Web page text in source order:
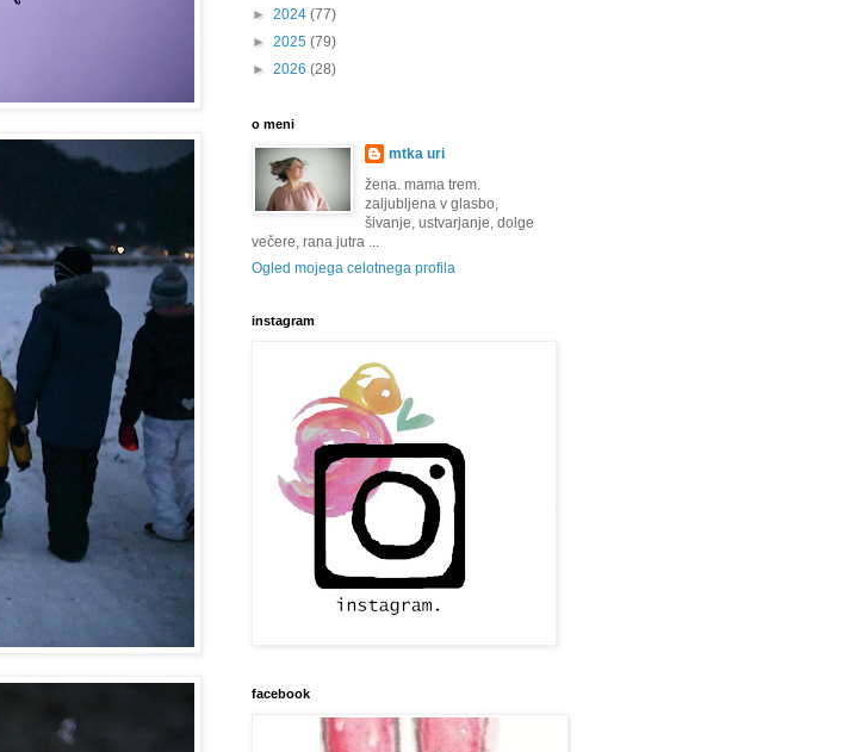
► 2024 (77)
► 2025 (79)
► 2026 (28)
o meni
mtka uri
žena. mama trem.
zaljubljena v glasbo,
šivanje, ustvarjanje, dolge
večere, rana jutra ...
Ogled mojega celotnega profila
instagram
facebook